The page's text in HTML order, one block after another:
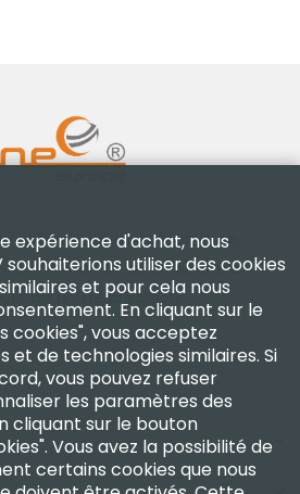
spécialistes de la fourniture,
et de la réparation
de haute précision.
expérience d'achat, nous
souhaiterions utiliser des cookies
et pour cela nous
En cliquant sur le
cookies", vous acceptez
et de technologies similaires. Si
vous pouvez refuser
les paramètres des
cliquant sur le bouton
Vous avez la possibilité de
certains cookies que nous